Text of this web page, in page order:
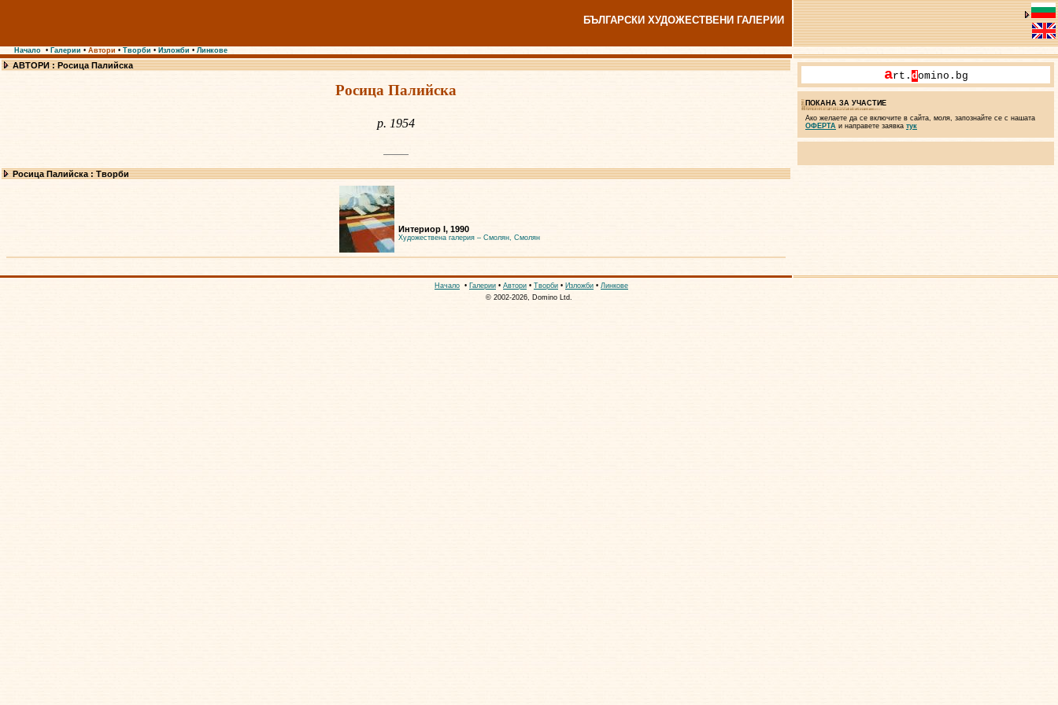
БЪЛГАРСКИ ХУДОЖЕСТВЕНИ ГАЛЕРИИ
Начало • Галерии • Автори • Творби • Изложби • Линкове
АВТОРИ : Росица Палийска
Росица Палийска
р. 1954
Росица Палийска : Творби
Интериор I, 1990
Художествена галерия – Смолян, Смолян
art. domino.bg
ПОКАНА ЗА УЧАСТИЕ
Ако желаете да се включите в сайта, моля, запознайте се с нашата
ОФЕРТА и направете заявка тук
Начало • Галерии • Автори • Творби • Изложби • Линкове
© 2002-2026, Domino Ltd.